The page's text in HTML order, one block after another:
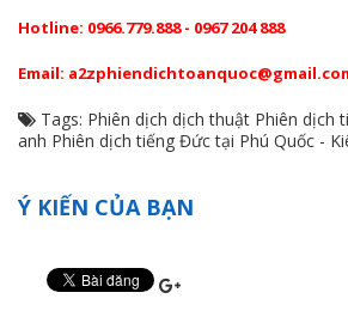
Hotline: 0966.779.888 - 0967 204 888
Email:
Tags: Phiên dịch dịch thuật Phiên dịch
anh Phiên dịch tiếng Đức tại Phú Quốc -
Ý KIẾN CỦA BẠN